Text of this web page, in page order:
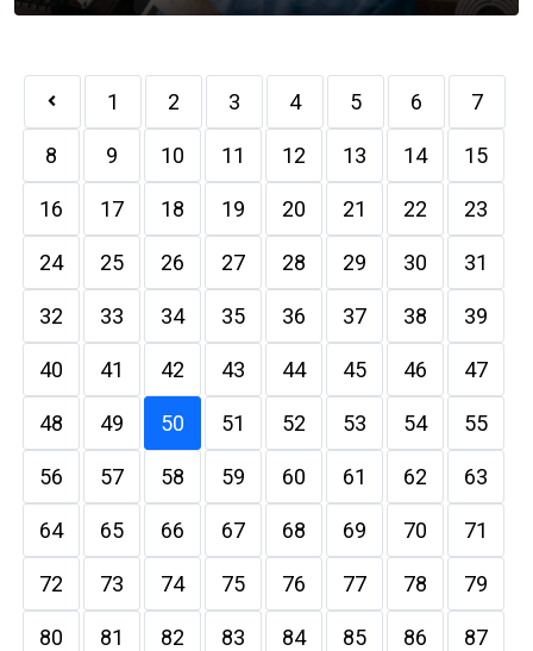
1 2 3 4 5 6 7
8 9 10 11 12 13 14 15
16 17 18 19 20 21 22 23
24 25 26 27 28 29 30 31
32 33 34 35 36 37 38 39
40 41 42 43 44 45 46 47
48 49 50 51 52 53 54 55
56 57 58 59 60 61 62 63
64 65 66 67 68 69 70 71
72 73 74 75 76 77 78 79
80 81 82 83 84 85 86 87